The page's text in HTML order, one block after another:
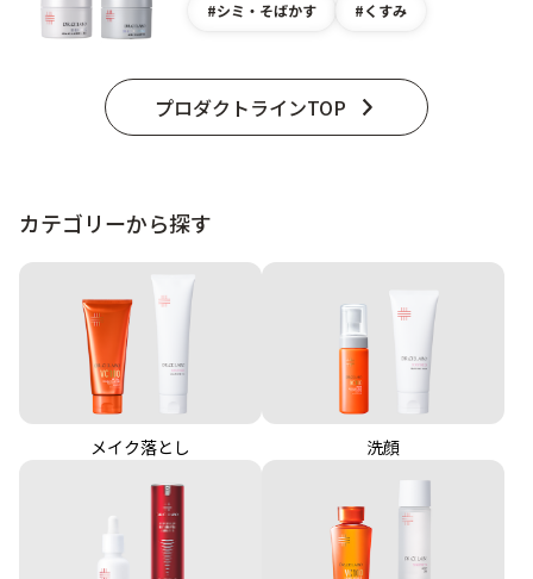
シミ・そばかす くすみ
プロダクトラインTOP
カテゴリーから探す
メイク落とし 洗顔